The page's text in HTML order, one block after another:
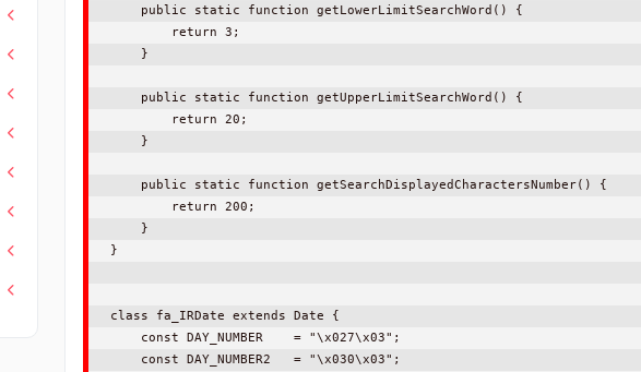
    public static function getLowerLimitSearchWord() {
        return 3;
    }
    public static function getUpperLimitSearchWord() {
        return 20;
    }
    public static function getSearchDisplayedCharactersNumber() {
        return 200;
    }
}
class fa_IRDate extends Date {
    const DAY_NUMBER	= "\x027\x03";
    const DAY_NUMBER2	= "\x030\x03";